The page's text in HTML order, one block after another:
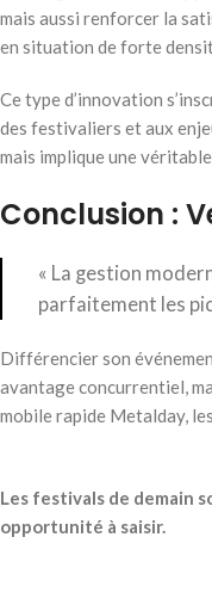
mais aussi renforcer la
en situation de forte
Ce type d’innovation
des festivaliers et aux
mais implique une
Conclusion :
« La gestion
parfaitement les
Différencier son
avantage concurrentiel,
mobile rapide Metalday,
Les festivals de demain
opportunité à saisir.